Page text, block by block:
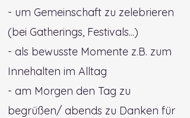
- um Gemeinschaft zu zelebrieren
(bei Gatherings, Festivals...)
- als bewusste Momente z.B. zum
Innehalten im Alltag
- am Morgen den Tag zu
begrüßen/ abends zu Danken für